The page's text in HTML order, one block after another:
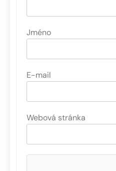
Jméno
E-mail
Webová stránka